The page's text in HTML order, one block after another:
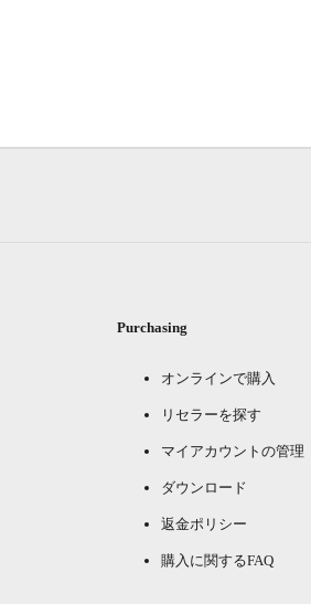
Purchasing
オンラインで購入
リセラーを探す
マイアカウントの管理
ダウンロード
返金ポリシー
購入に関するFAQ